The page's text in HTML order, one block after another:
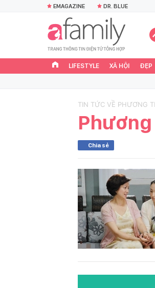
EMAGAZINE DR. BLUE
LIFESTYLE XÃ HỘI ĐẸP
TIN TỨC VỀ PHƯƠNG
Chia sẻ